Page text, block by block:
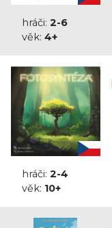
hráči: 2-6
věk: 4+
hráči: 2-4
věk: 10+